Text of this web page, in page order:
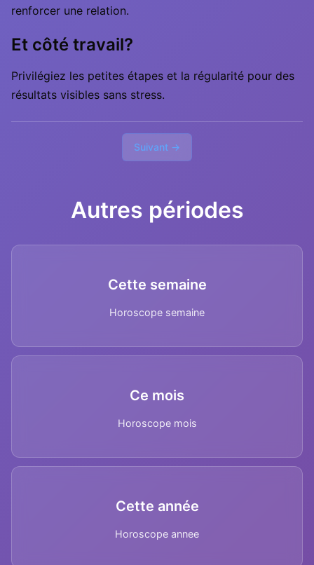
renforcer une relation.
Et côté travail?
Privilégiez les petites étapes et la régularité pour des
résultats visibles sans stress.
Suivant →
Autres périodes
Cette semaine
Horoscope semaine
Ce mois
Horoscope mois
Cette année
Horoscope annee